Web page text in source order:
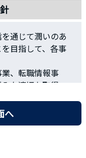
いいます）が運
ービス」といい
録された方（以
そのキャリア、
求人案件を紹介
ビス、及びこれ
ビスの総称をい
通じて潤いのあ
目指して、各事
、転職情報事
た適切な取得・
げて取り組みま